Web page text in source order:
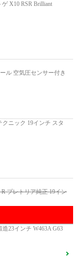
ックプラスパッ
月 走行8,500km
X10 RSR Brilliant
ル 空気圧センサー付き
クニック 19インチ スタ
プレトリア純正 19イン
造23インチ W463A G63